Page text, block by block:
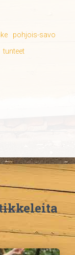
pohjois-savo
tunteet